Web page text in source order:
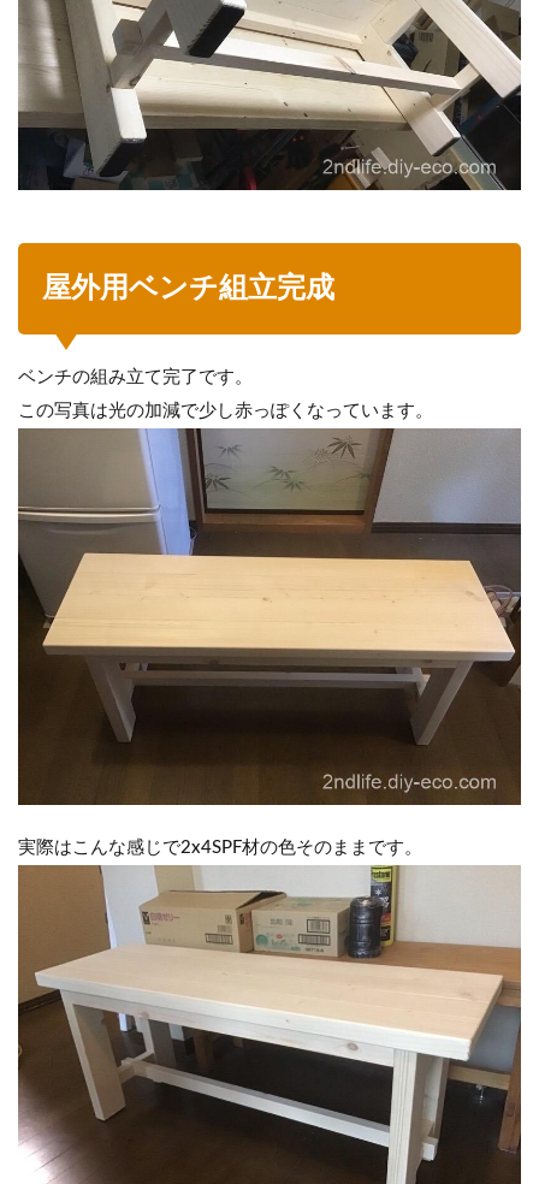
屋外用ベンチ組立完成
ベンチの組み立て完了です。
この写真は光の加減で少し赤っぽくなっています。
実際はこんな感じで2x4SPF材の色そのままです。